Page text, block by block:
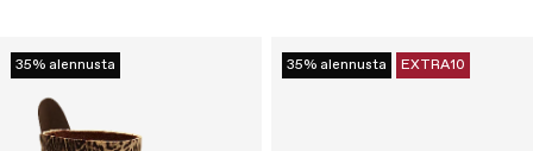
35% alennusta 35% alennusta EXTRA10